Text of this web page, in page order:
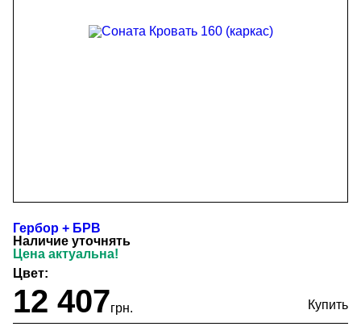
Гербор + БРВ
Наличие уточнять
Цена актуальна!
Цвет:
12 407грн.